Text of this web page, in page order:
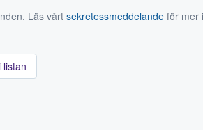
Läs vårt sekretessmeddelande för mer
listan